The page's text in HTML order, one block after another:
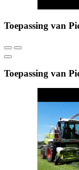
Toepassing van
Toepassing van